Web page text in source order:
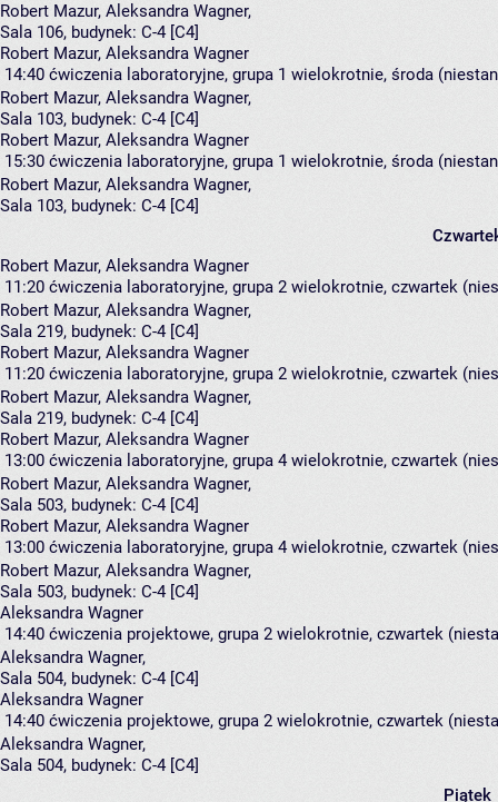
Robert Mazur, Aleksandra Wagner,
Sala 106, budynek: C-4 [C4]
Robert Mazur, Aleksandra Wagner
14:40 ćwiczenia laboratoryjne, grupa 1 wielokrotnie, środa
Robert Mazur, Aleksandra Wagner,
Sala 103, budynek: C-4 [C4]
Robert Mazur, Aleksandra Wagner
15:30 ćwiczenia laboratoryjne, grupa 1 wielokrotnie, środa
Robert Mazur, Aleksandra Wagner,
Sala 103, budynek: C-4 [C4]
Robert Mazur, Aleksandra Wagner
11:20 ćwiczenia laboratoryjne, grupa 2 wielokrotnie, czwartek
Robert Mazur, Aleksandra Wagner,
Sala 219, budynek: C-4 [C4]
Robert Mazur, Aleksandra Wagner
11:20 ćwiczenia laboratoryjne, grupa 2 wielokrotnie, czwartek
Robert Mazur, Aleksandra Wagner,
Sala 219, budynek: C-4 [C4]
Robert Mazur, Aleksandra Wagner
13:00 ćwiczenia laboratoryjne, grupa 4 wielokrotnie, czwartek
Robert Mazur, Aleksandra Wagner,
Sala 503, budynek: C-4 [C4]
Robert Mazur, Aleksandra Wagner
13:00 ćwiczenia laboratoryjne, grupa 4 wielokrotnie, czwartek
Robert Mazur, Aleksandra Wagner,
Sala 503, budynek: C-4 [C4]
Aleksandra Wagner
14:40 ćwiczenia projektowe, grupa 2 wielokrotnie, czwartek
Aleksandra Wagner,
Sala 504, budynek: C-4 [C4]
Aleksandra Wagner
14:40 ćwiczenia projektowe, grupa 2 wielokrotnie, czwartek
Aleksandra Wagner,
Sala 504, budynek: C-4 [C4]
Piątek